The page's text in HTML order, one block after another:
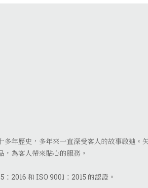
多年歷史，多年來一直深受客人的故事啟迪。
，為客人帶來貼心的服務。
2016 和 ISO 9001：2015 的認證。